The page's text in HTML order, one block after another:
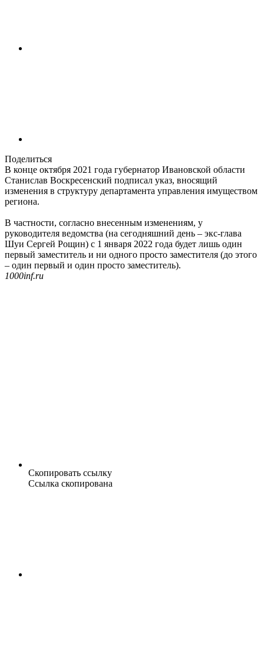
Поделиться
В конце октября 2021 года губернатор Ивановской области
Станислав Воскресенский подписал указ, вносящий
изменения в структуру департамента управления имуществом
региона.
В частности, согласно внесенным изменениям, у
руководителя ведомства (на сегодняшний день – экс-глава
Шуи Сергей Рощин) с 1 января 2022 года будет лишь один
первый заместитель и ни одного просто заместителя (до этого
– один первый и один просто заместитель).
1000inf.ru
Скопировать ссылку
Ссылка скопирована